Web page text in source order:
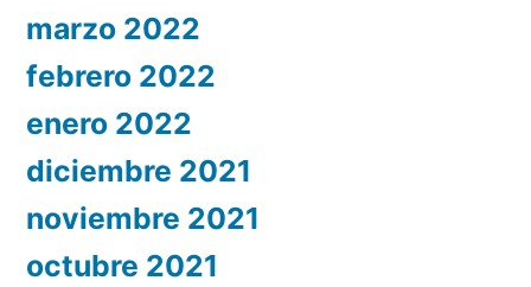
marzo 2022
febrero 2022
enero 2022
diciembre 2021
noviembre 2021
octubre 2021